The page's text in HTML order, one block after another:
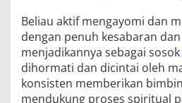
Beliau aktif mengayomi dan
dengan penuh kesabaran
menjadikannya sebagai sosok
dihormati dan dicintai oleh
konsisten memberikan
mendukung proses spiritual